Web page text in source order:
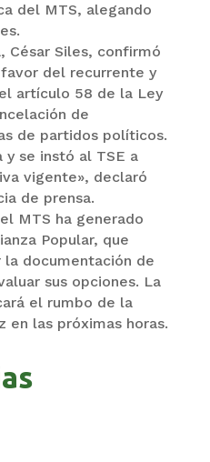
del MTS, alegando
César Siles, confirmó
del recurrente y
artículo 58 de la Ley
de
de partidos políticos.
se instó al TSE a
vigente», declaró
de prensa.
MTS ha generado
Popular, que
la documentación de
sus opciones. La
el rumbo de la
en las próximas horas.